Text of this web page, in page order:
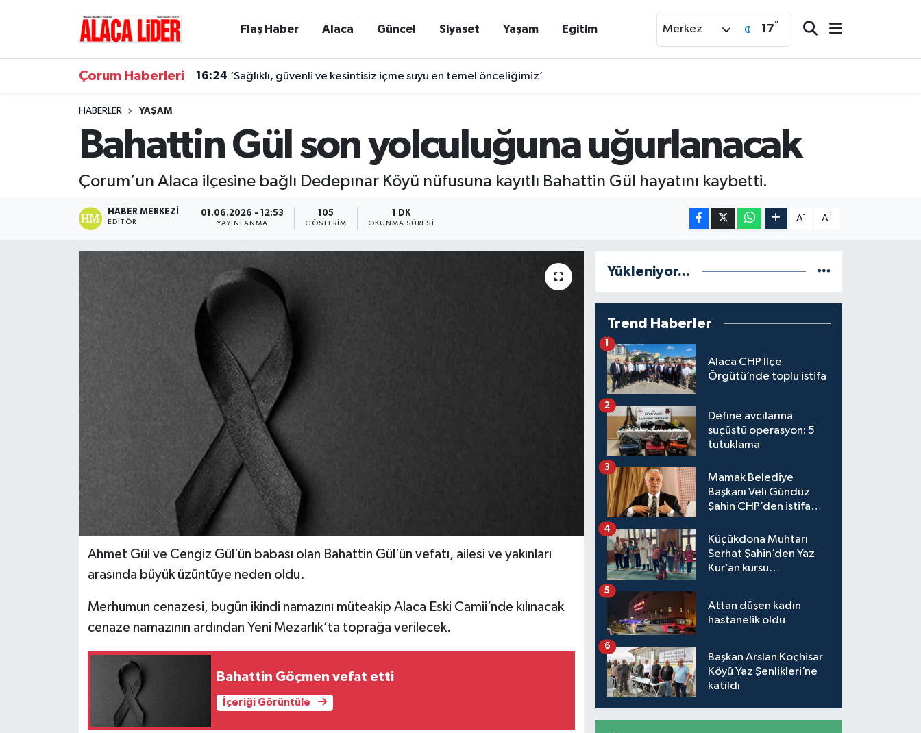
Flaş Haber Alaca Güncel Siyaset Yaşam Eğitim Merkez 17°
Çorum Haberleri 16:24 ‘Sağlıklı, güvenli ve kesintisiz içme suyu en temel önceliğimiz’
HABERLER YAŞAM
Bahattin Gül son yolculuğuna uğurlanacak
Çorum’un Alaca ilçesine bağlı Dedepınar Köyü nüfusuna kayıtlı Bahattin Gül hayatını kaybetti.
HABER MERKEZI
EDITÖR
01.06.2026 - 12:53
YAYINLANMA
105
GÖSTERIM
1 DK
OKUNMA SÜRESI
A- A+
Ahmet Gül ve Cengiz Gül’ün babası olan Bahattin Gül’ün vefatı, ailesi ve yakınları
arasında büyük üzüntüye neden oldu.
Merhumun cenazesi, bugün ikindi namazını müteakip Alaca Eski Camii’nde kılınacak
cenaze namazının ardından Yeni Mezarlık’ta toprağa verilecek.
Bahattin Göçmen vefat etti
İçeriği Görüntüle
Yükleniyor...
Trend Haberler
Alaca CHP İlçe
Örgütü’nde toplu istifa
1
Define avcılarına
suçüstü operasyon: 5
tutuklama
2
Mamak Belediye
Başkanı Veli Gündüz
Şahin CHP’den istifa
3
Küçükdona Muhtarı
Serhat Şahin’den Yaz
Kur’an kursu
4
Attan düşen kadın
hastanelik oldu
5
Başkan Arslan Koçhisar
Köyü Yaz Şenlikleri’ne
katıldı
6
Çorum Trafik Yoğunluk Haritası
Süper Lig Puan Durumu ve Fikstür
Tüm Manşetler